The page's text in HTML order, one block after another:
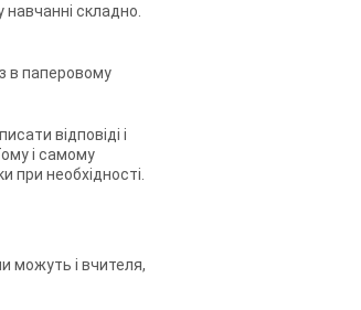
складно.
в паперовому
відповіді і
і самому
при необхідності.
можуть і вчителя,